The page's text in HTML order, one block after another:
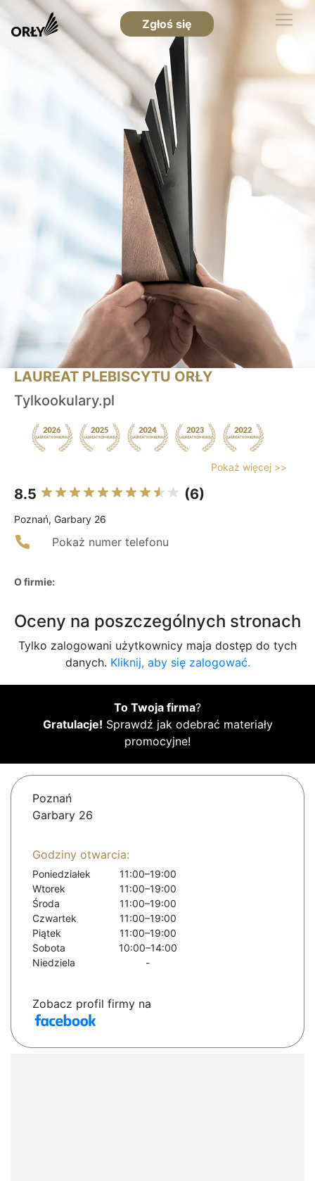
Zgłoś się
LAUREAT PLEBISCYTU ORŁY
Tylkookulary.pl
Pokaż więcej >>
8.5 (6)
Poznań, Garbary 26
Pokaż numer telefonu
O firmie:
Oceny na poszczególnych stronach
Tylko zalogowani użytkownicy maja dostęp do tych
danych. Kliknij, aby się zalogować.
To Twoja firma?
Gratulacje! Sprawdź jak odebrać materiały
promocyjne!
Poznań
Garbary 26
Godziny otwarcia:
Poniedziałek
11:00–19:00
Wtorek
11:00–19:00
Środa
11:00–19:00
Czwartek
11:00–19:00
Piątek
11:00–19:00
Sobota
10:00–14:00
Niedziela
-
Zobacz profil firmy na